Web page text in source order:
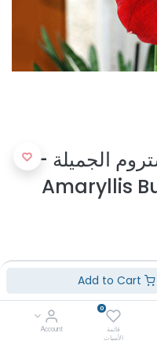
0
قائمة
الأمنيات
Account
الجميلة -
Amaryllis